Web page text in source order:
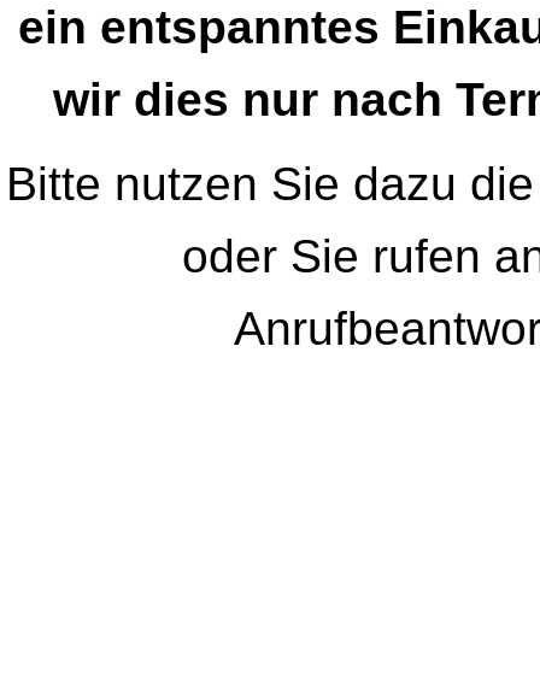
ein entspanntes
wir dies nur nach
Bitte nutzen Sie dazu
oder Sie rufen